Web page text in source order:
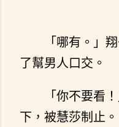
「哪有。」
了幫男人口交。
「你不要看
下，被慧莎制止。